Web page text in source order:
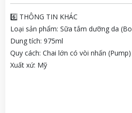
6️⃣ THÔNG TIN KHÁC
Loại sản phẩm: Sữa tắm dưỡng da
Dung tích: 975ml
Quy cách: Chai lớn có vòi nhấn
Xuất xứ: Mỹ